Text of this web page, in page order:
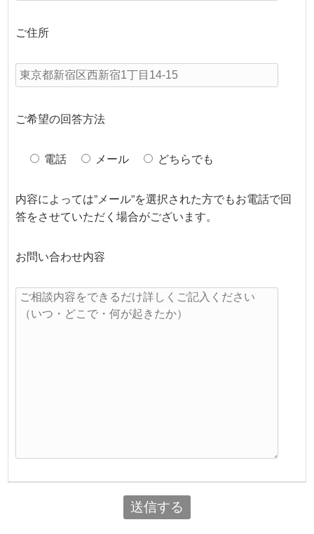
ご住所
ご希望の回答方法
電話 メール どちらでも
内容によっては”メール”を選択された方でもお電話で回
答をさせていただく場合がございます。
お問い合わせ内容